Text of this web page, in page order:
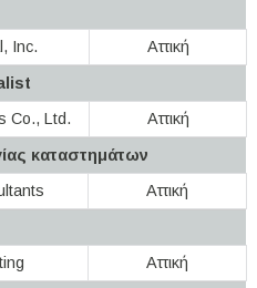
Inc.
Αττική
Co., Ltd.
Αττική
καταστημάτων
Αττική
Αττική